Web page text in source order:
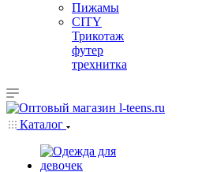
Пижамы
CITY
Трикотаж
футер
трехнитка
Каталог